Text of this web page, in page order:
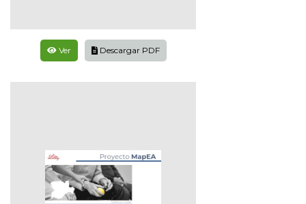
Ver Descargar PDF